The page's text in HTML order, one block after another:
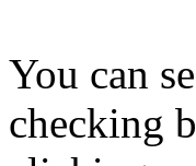
You can
checking